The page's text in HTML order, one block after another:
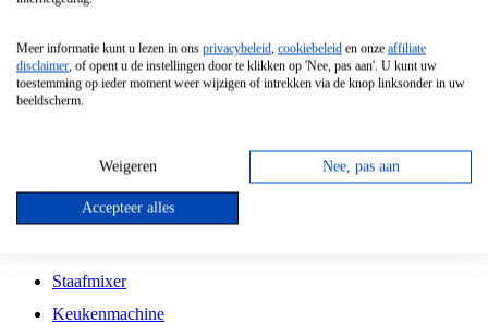
Vrijstaande Magnetron
Vrijstaande Kookplaat
Inbouw Gaskookplaat
Inbouw Keramische Kookplaat
Kookplaat Accessoires
Staafmixer
Keukenmachine
Meer informatie kunt u lezen in ons privacybeleid, cookiebeleid en onze affiliate
disclaimer, of opent u de instellingen door te klikken op 'Nee, pas aan'. U kunt uw
toestemming op ieder moment weer wijzigen of intrekken via de knop linksonder in uw
beeldscherm.
Weigeren Nee, pas aan
Accepteer alles